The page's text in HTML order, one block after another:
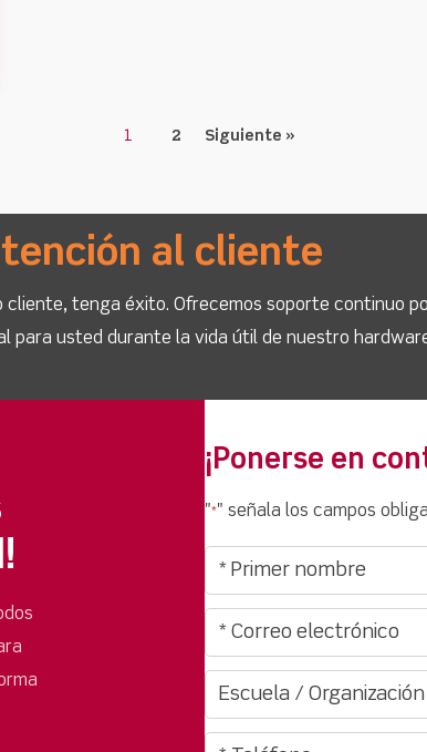
1 2 Siguiente »
al cliente
cliente, tenga éxito. Ofrecemos soporte continuo
para usted durante la vida útil de nuestro
¡Ponerse en
"*" señala los campos